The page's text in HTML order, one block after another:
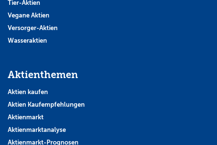
Tier-Aktien
Vegane Aktien
Versorger-Aktien
Wasseraktien
Aktienthemen
Aktien kaufen
Aktien Kaufempfehlungen
Aktienmarkt
Aktienmarktanalyse
Aktienmarkt-Prognosen